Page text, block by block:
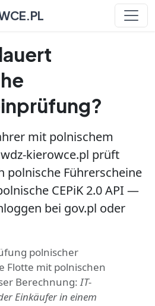
mit polnischem
kierowce.pl prüft
polnische Führerscheine
CEPiK 2.0 API —
bei gov.pl oder
polnischer
Flotte mit polnischen
Berechnung:IT-
Einkäufer in einem